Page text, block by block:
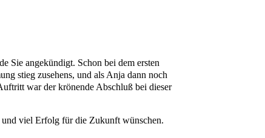
Sie angekündigt. Schon bei dem ersten
stieg zusehens, und als Anja dann noch
war der krönende Abschluß bei dieser
und viel Erfolg für die Zukunft wünschen.